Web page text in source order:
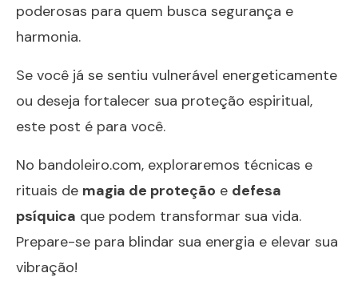
poderosas para quem busca segurança e
harmonia.
Se você já se sentiu vulnerável energeticamente
ou deseja fortalecer sua proteção espiritual,
este post é para você.
No bandoleiro.com, exploraremos técnicas e
rituais de magia de proteção e defesa
psíquica que podem transformar sua vida.
Prepare-se para blindar sua energia e elevar sua
vibração!